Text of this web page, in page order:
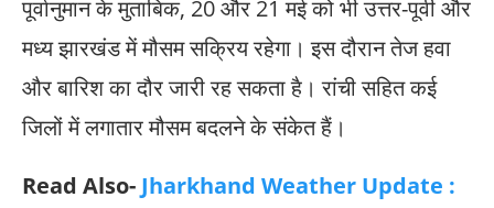
पूर्वानुमान के मुताबिक, 20 और 21 मई को भी उत्तर-पूर्वी और
मध्य झारखंड में मौसम सक्रिय रहेगा। इस दौरान तेज हवा
और बारिश का दौर जारी रह सकता है। रांची सहित कई
जिलों में लगातार मौसम बदलने के संकेत हैं।
Read Also- Jharkhand Weather Update :